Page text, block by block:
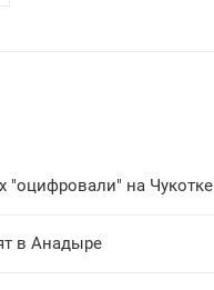
"оцифровали" на Чукотке
в Анадыре